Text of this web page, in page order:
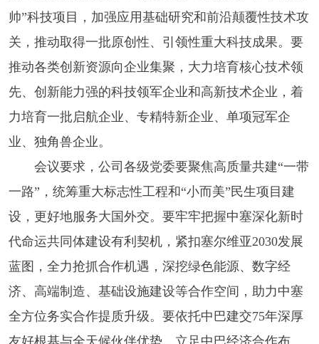
帅”科技项目，加强应用基础研究和前沿颠覆性技术攻
关，推动取得一批原创性、引领性重大科技成果。要
推动各类创新资源向企业集聚，大力培育核心技术领
先、创新能力强的科技领军企业和高新技术企业，着
力培育一批启航企业、专精特新企业、单项冠军企
业、独角兽企业。
会议要求，公司各级党委要聚焦高质量共建“一带
一路”，统筹重大标志性工程和“小而美”民生项目建
设，更好地服务大国外交。要牢牢把握中塞深化新时
代命运共同体建设有利契机，紧扣塞尔维亚2030发展
蓝图，全力抢抓合作机遇，深挖绿色能源、数字经
济、高端制造、基础设施建设等合作空间，助力中塞
全方位务实合作提质升级。要依托中巴建交75年深厚
友好根基与全天候伙伴优势，立足中巴经济合作布